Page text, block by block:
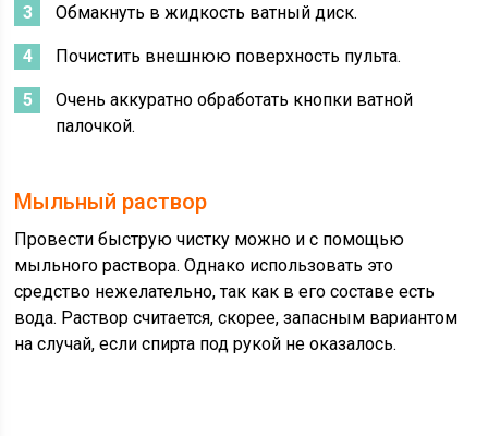
Обмакнуть в жидкость ватный диск.
Почистить внешнюю поверхность пульта.
Очень аккуратно обработать кнопки ватной
палочкой.
Мыльный раствор
Провести быструю чистку можно и с помощью
мыльного раствора. Однако использовать это
средство нежелательно, так как в его составе есть
вода. Раствор считается, скорее, запасным вариантом
на случай, если спирта под рукой не оказалось.